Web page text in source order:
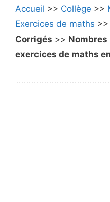
Accueil >> Collège >>
Exercices de maths >>
Corrigés >>
exercices de maths